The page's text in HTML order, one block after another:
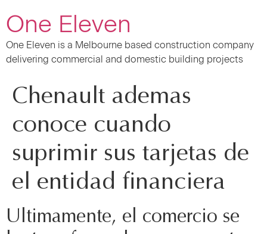
One Eleven
One Eleven is a Melbourne based construction company
delivering commercial and domestic building projects
Chenault ademas
conoce cuando
suprimir sus tarjetas de
el entidad financiera
Ultimamente, el comercio se